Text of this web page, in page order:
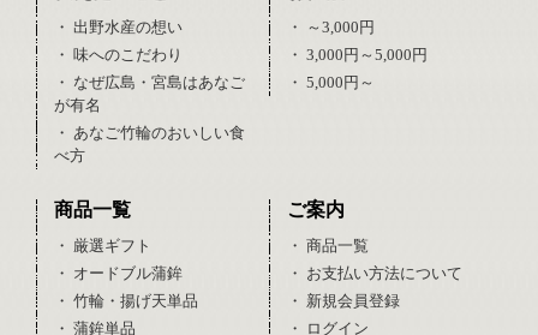
・ 出野水産の想い
・ 味へのこだわり
・ なぜ広島・宮島はあなご
が有名
・ あなご竹輪のおいしい食
べ方
・ ～3,000円
・ 3,000円～5,000円
・ 5,000円～
商品一覧
・ 厳選ギフト
・ オードブル蒲鉾
・ 竹輪・揚げ天単品
・ 蒲鉾単品
ご案内
・ 商品一覧
・ お支払い方法について
・ 新規会員登録
・ ログイン